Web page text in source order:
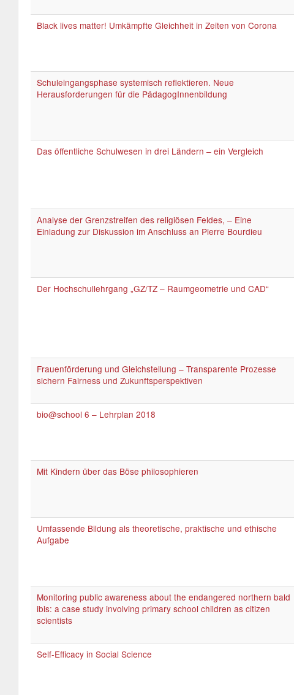
Black lives matter! Umkämpfte Gleichheit in Zeiten von Corona
Schuleingangsphase systemisch reflektieren. Neue
Herausforderungen für die PädagogInnenbildung
Das öffentliche Schulwesen in drei Ländern – ein Vergleich
Analyse der Grenzstreifen des religiösen Feldes, – Eine
Einladung zur Diskussion im Anschluss an Pierre Bourdieu
Der Hochschullehrgang „GZ/TZ – Raumgeometrie und CAD“
Frauenförderung und Gleichstellung – Transparente Prozesse
sichern Fairness und Zukunftsperspektiven
bio@school 6 – Lehrplan 2018
Mit Kindern über das Böse philosophieren
Umfassende Bildung als theoretische, praktische und ethische
Aufgabe
Monitoring public awareness about the endangered northern bald
ibis: a case study involving primary school children as citizen
scientists
Self-Efficacy in Social Science